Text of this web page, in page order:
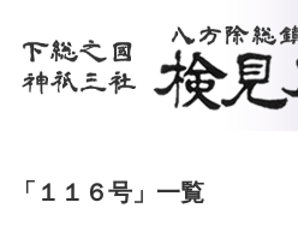
「 １１６号 」 一覧